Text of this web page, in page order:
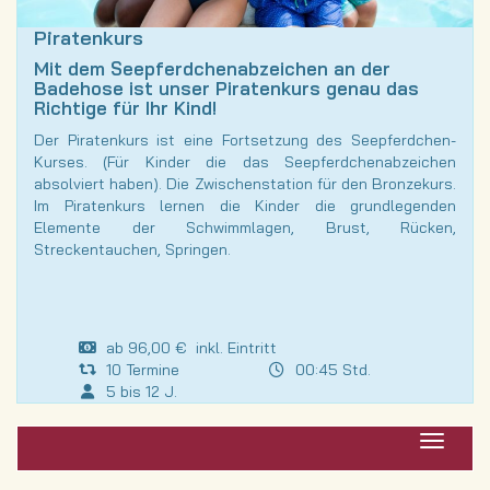
Piratenkurs
Mit dem Seepferdchenabzeichen an der
Badehose ist unser Piratenkurs genau das
Richtige für Ihr Kind!
Der Piratenkurs ist eine Fortsetzung des Seepferdchen-
Kurses. (Für Kinder die das Seepferdchenabzeichen
absolviert haben). Die Zwischenstation für den Bronzekurs.
Im Piratenkurs lernen die Kinder die grundlegenden
Elemente der Schwimmlagen, Brust, Rücken,
Streckentauchen, Springen.
ab 96,00 € inkl. Eintritt
10 Termine
00:45 Std.
5 bis 12 J.